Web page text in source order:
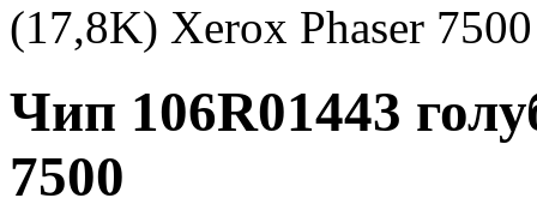
(17,8K) Xerox Phaser 7500
Чип 106R01443
7500